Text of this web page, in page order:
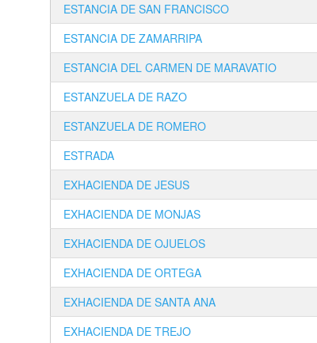
ESTANCIA DE SAN FRANCISCO
ESTANCIA DE ZAMARRIPA
ESTANCIA DEL CARMEN DE MARAVATIO
ESTANZUELA DE RAZO
ESTANZUELA DE ROMERO
ESTRADA
EXHACIENDA DE JESUS
EXHACIENDA DE MONJAS
EXHACIENDA DE OJUELOS
EXHACIENDA DE ORTEGA
EXHACIENDA DE SANTA ANA
EXHACIENDA DE TREJO